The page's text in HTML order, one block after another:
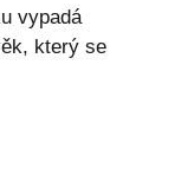
vypadá
který se